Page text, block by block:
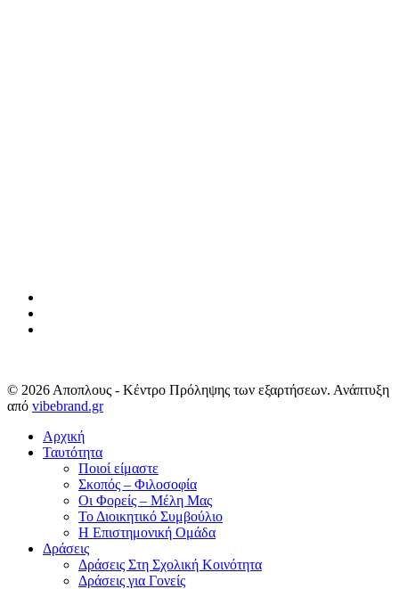
© 2026 Αποπλους - Κέντρο Πρόληψης των εξαρτήσεων. Ανάπτυξη
από vibebrand.gr
Close
Menu
Αρχική
Ταυτότητα
Ποιοί είμαστε
Σκοπός – Φιλοσοφία
Οι Φορείς – Μέλη Μας
Το Διοικητικό Συμβούλιο
Η Επιστημονική Ομάδα
Δράσεις
Δράσεις Στη Σχολική Κοινότητα
Δράσεις για Γονείς